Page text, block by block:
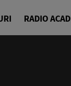
RADIO